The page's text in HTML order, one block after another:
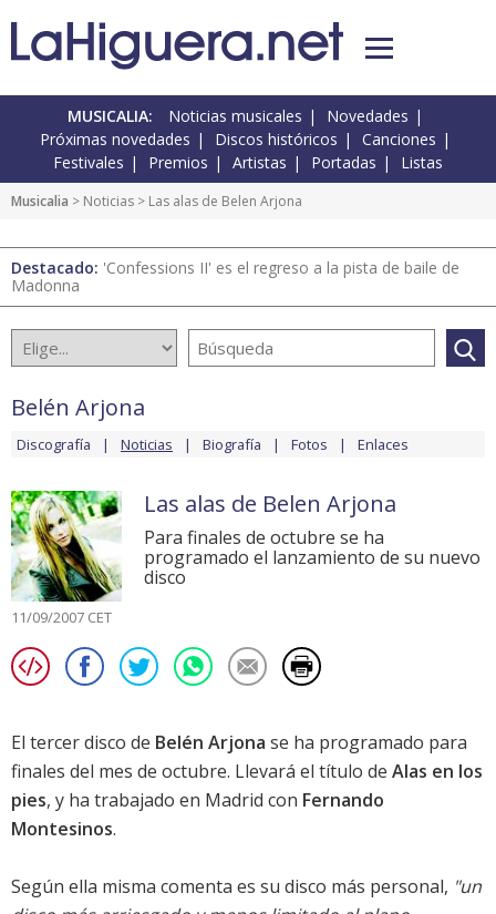
MUSICALIA: Noticias musicales
Novedades
Próximas novedades
Discos históricos
Canciones
Festivales
Premios Artistas Portadas Listas
Musicalia > Noticias > Las alas de Belen Arjona
Destacado: 'Confessions II' es el regreso a la pista de baile de
Madonna
Belén Arjona
Discografía Noticias Biografía Fotos Enlaces
Las alas de Belen Arjona
Para finales de octubre se ha
programado el lanzamiento de su nuevo
disco
11/09/2007 CET
El tercer disco de Belén Arjona se ha programado para
finales del mes de octubre. Llevará el título de Alas en los
pies, y ha trabajado en Madrid con Fernando
Montesinos.
Según ella misma comenta es su disco más personal, "un